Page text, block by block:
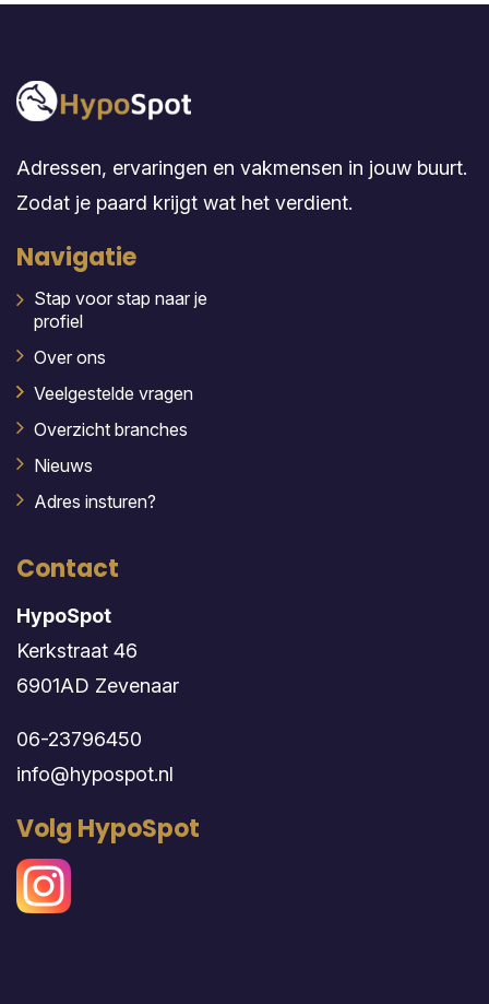
Adressen, ervaringen en vakmensen in jouw buurt.
Zodat je paard krijgt wat het verdient.
Navigatie
Stap voor stap naar je
profiel
Over ons
Veelgestelde vragen
Overzicht branches
Nieuws
Adres insturen?
Contact
HypoSpot
Kerkstraat 46
6901AD Zevenaar
06-23796450
info@hypospot.nl
Volg HypoSpot